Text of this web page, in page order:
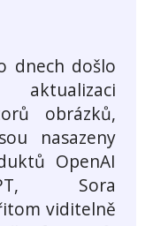
dnech došlo
obrázků,
nasazeny
OpenAI
Sora
viditelně